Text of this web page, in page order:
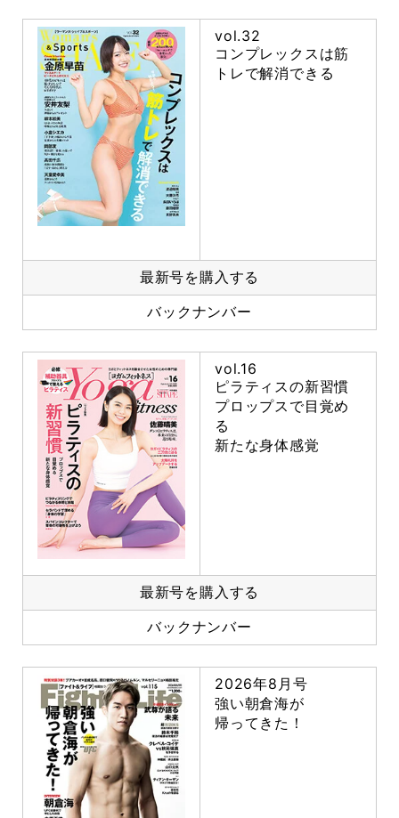
vol.32
コンプレックスは筋
トレで解消できる
最新号を購入する
バックナンバー
vol.16
ピラティスの新習慣
プロップスで目覚め
る
新たな身体感覚
最新号を購入する
バックナンバー
2026年8月号
強い朝倉海が
帰ってきた！